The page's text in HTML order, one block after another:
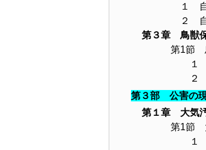
１ 自然
２ 自然
第３章 鳥獣
第1節 鳥
１ 鳥獣
２ 鳥獣
第３部 公害の
第１章 大気
第1節
１ 概